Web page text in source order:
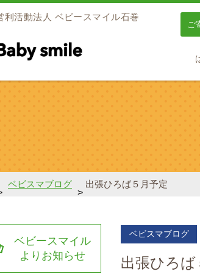
利活動法人 ベビースマイル石巻
ご
ベビスマブログ
>
出張ひろば５月予定
ベビスマブログ
出張ひろば
ベビースマイル
よりお知らせ